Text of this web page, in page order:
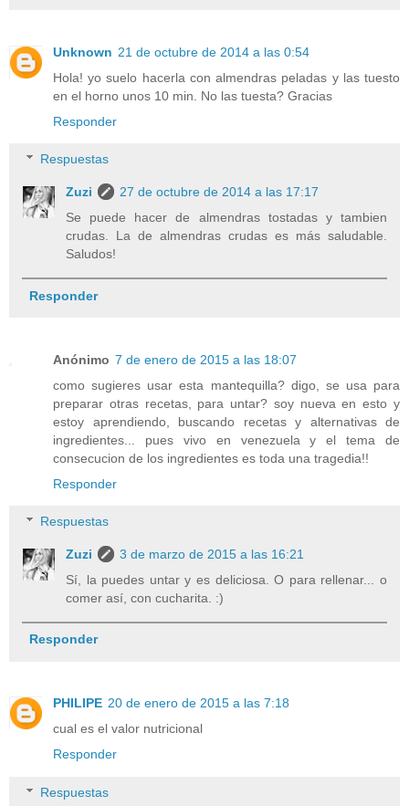
Unknown 21 de octubre de 2014 a las 0:54
Hola! yo suelo hacerla con almendras peladas y las tuesto
en el horno unos 10 min. No las tuesta? Gracias
Responder
Respuestas
Zuzi
27 de octubre de 2014 a las 17:17
Se puede hacer de almendras tostadas y tambien
crudas. La de almendras crudas es más saludable.
Saludos!
Responder
Anónimo 7 de enero de 2015 a las 18:07
como sugieres usar esta mantequilla? digo, se usa para
preparar otras recetas, para untar? soy nueva en esto y
estoy aprendiendo, buscando recetas y alternativas de
ingredientes... pues vivo en venezuela y el tema de
consecucion de los ingredientes es toda una tragedia!!
Responder
Respuestas
Zuzi
3 de marzo de 2015 a las 16:21
Sí, la puedes untar y es deliciosa. O para rellenar... o
comer así, con cucharita. :)
Responder
PHILIPE 20 de enero de 2015 a las 7:18
cual es el valor nutricional
Responder
Respuestas